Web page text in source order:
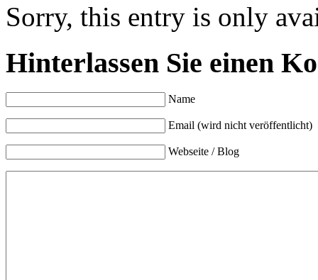
Sorry, this entry is only
Hinterlassen Sie einen
Name
Email (wird nicht veröffentlicht)
Webseite / Blog